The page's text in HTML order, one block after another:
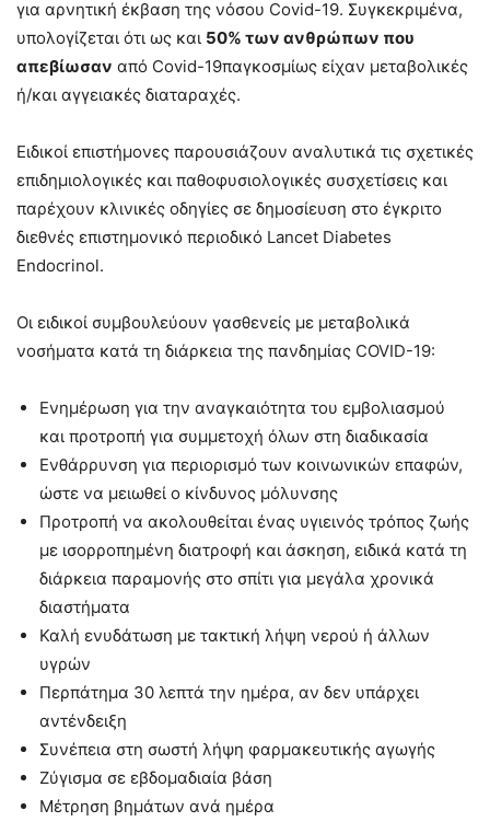
για αρνητική έκβαση της νόσου Covid-19. Συγκεκριμένα,
υπολογίζεται ότι ως και 50% των ανθρώπων που
απεβίωσαν από Covid-19παγκοσμίως είχαν μεταβολικές
ή/και αγγειακές διαταραχές.
Ειδικοί επιστήμονες παρουσιάζουν αναλυτικά τις σχετικές
επιδημιολογικές και παθοφυσιολογικές συσχετίσεις και
παρέχουν κλινικές οδηγίες σε δημοσίευση στο έγκριτο
διεθνές επιστημονικό περιοδικό Lancet Diabetes
Endocrinol.
Οι ειδικοί συμβουλεύουν γασθενείς με μεταβολικά
νοσήματα κατά τη διάρκεια της πανδημίας COVID-19:
Ενημέρωση για την αναγκαιότητα του εμβολιασμού
και προτροπή για συμμετοχή όλων στη διαδικασία
Ενθάρρυνση για περιορισμό των κοινωνικών επαφών,
ώστε να μειωθεί ο κίνδυνος μόλυνσης
Προτροπή να ακολουθείται ένας υγιεινός τρόπος ζωής
με ισορροπημένη διατροφή και άσκηση, ειδικά κατά τη
διάρκεια παραμονής στο σπίτι για μεγάλα χρονικά
διαστήματα
Καλή ενυδάτωση με τακτική λήψη νερού ή άλλων
υγρών
Περπάτημα 30 λεπτά την ημέρα, αν δεν υπάρχει
αντένδειξη
Συνέπεια στη σωστή λήψη φαρμακευτικής αγωγής
Ζύγισμα σε εβδομαδιαία βάση
Μέτρηση βημάτων ανά ημέρα